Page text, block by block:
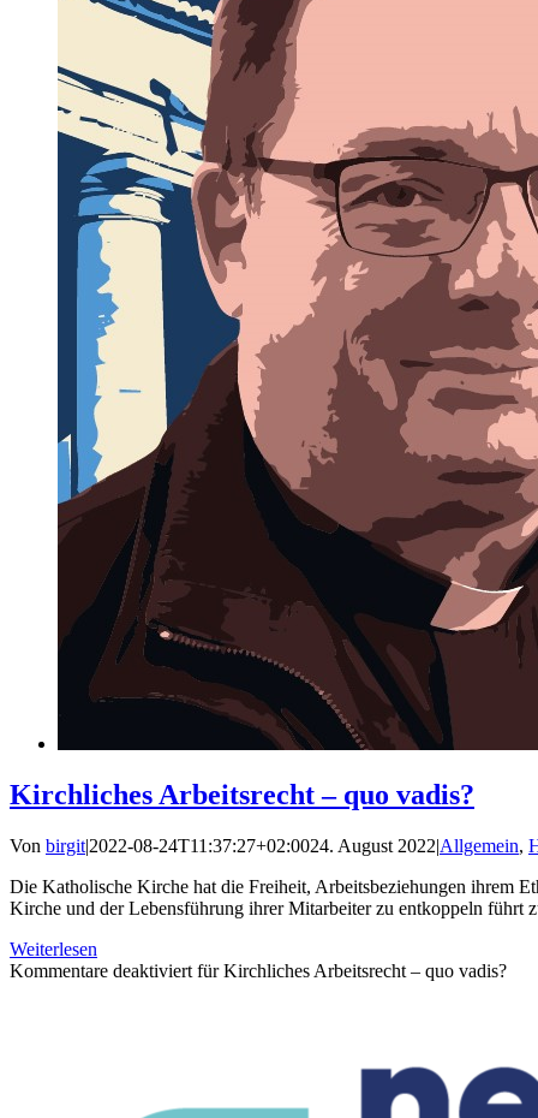
Kirchliches Arbeitsrecht – quo vadis?
Von birgit|2022-08-24T11:37:27+02:0024. August 2022|Allgemein,
Die Katholische Kirche hat die Freiheit, Arbeitsbeziehungen ihrem
Kirche und der Lebensführung ihrer Mitarbeiter zu entkoppeln führt
Weiterlesen
Kommentare deaktiviert für Kirchliches Arbeitsrecht – quo vadis?